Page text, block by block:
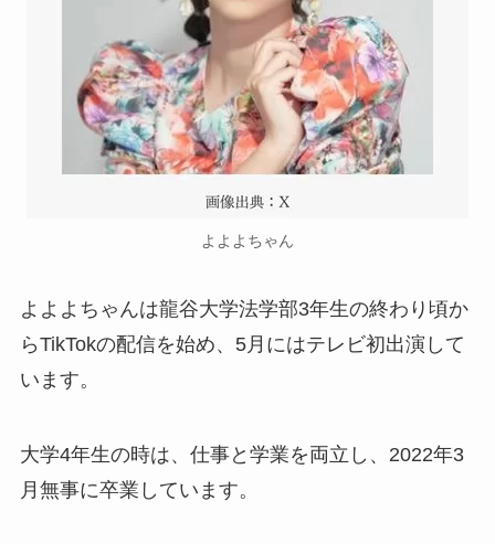
よよよちゃん
よよよちゃんは龍谷大学法学部3年生の終わり頃か
らTikTokの配信を始め、5月にはテレビ初出演して
います。
大学4年生の時は、仕事と学業を両立し、2022年3
月無事に卒業しています。